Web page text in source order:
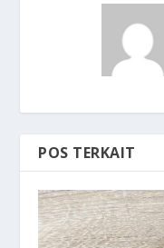
POS TERKAIT